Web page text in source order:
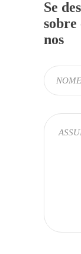
Se
sobre
nos